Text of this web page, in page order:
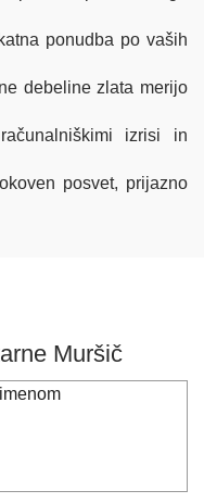
ponudba po vaših
debeline zlata merijo
izrisi in
posvet, prijazno
Muršič